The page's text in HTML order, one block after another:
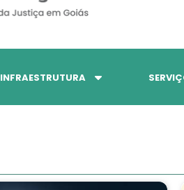
INFRAESTRUTURA